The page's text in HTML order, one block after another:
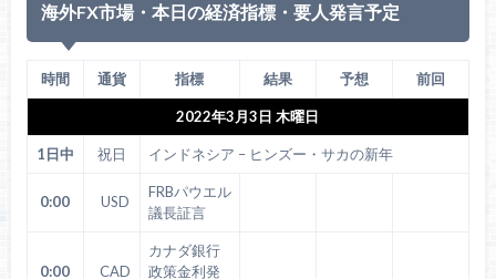
海外FX市場・本日の経済指標・要人発言予定
時間 通貨 指標 結果 予想 前回
2022年3月3日 木曜日
1日中 祝日 インドネシア – ヒンズー・サカの新年
0:00 USD
FRBパウエル
議長証言
0:00 CAD
カナダ銀行
政策金利発